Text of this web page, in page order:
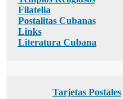
Filatelia
Postalitas Cubanas
Links
Literatura Cubana
Tarjetas Postales